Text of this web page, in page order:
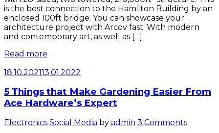
is the best connection to the Hamilton Building by an
enclosed 100ft bridge. You can showcase your
architecture project with Arcov fast. With modern
and contemporary art, as well as […]
Read more
18.10.202113.01.2022
5 Things that Make Gardening Easier From
Ace Hardware’s Expert
Categories
Electronics Social Media by admin 3 Comments